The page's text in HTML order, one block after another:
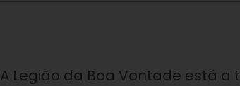
A Legião da Boa Vontade está